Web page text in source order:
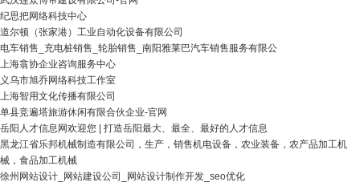
纪思把网络科技中心
道尔顿（张家港）工业自动化设备有限公司
电车销售_充电桩销售_轮胎销售_南阳雅莱巴汽车销售服务有限公
上海翕协企业咨询服务中心
义乌市旭乔网络科技工作室
上海智用文化传播有限公司
单县竞遍塔旅游休闲有限合伙企业-官网
岳阳人才信息网欢迎您 | 打造岳阳最大、最全、最好的人才信息
黑龙江省乐邦机械制造有限公司，生产，销售机电设备，农业装备，农产品加工机
械，食品加工机械
徐州网站设计_网站建设公司_网站设计制作开发_seo优化